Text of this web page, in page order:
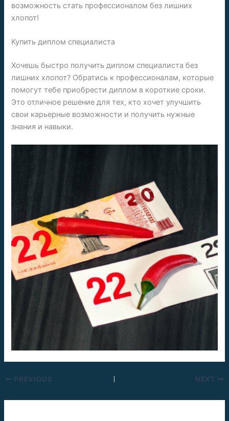
возможность стать профессионалом без лишних
хлопот!
Купить диплом специалиста
Хочешь быстро получить диплом специалиста без
лишних хлопот? Обратись к профессионалам, которые
помогут тебе приобрести диплом в короткие сроки.
Это отличное решение для тех, кто хочет улучшить
свои карьерные возможности и получить нужные
знания и навыки.
PREVIOUS NEXT